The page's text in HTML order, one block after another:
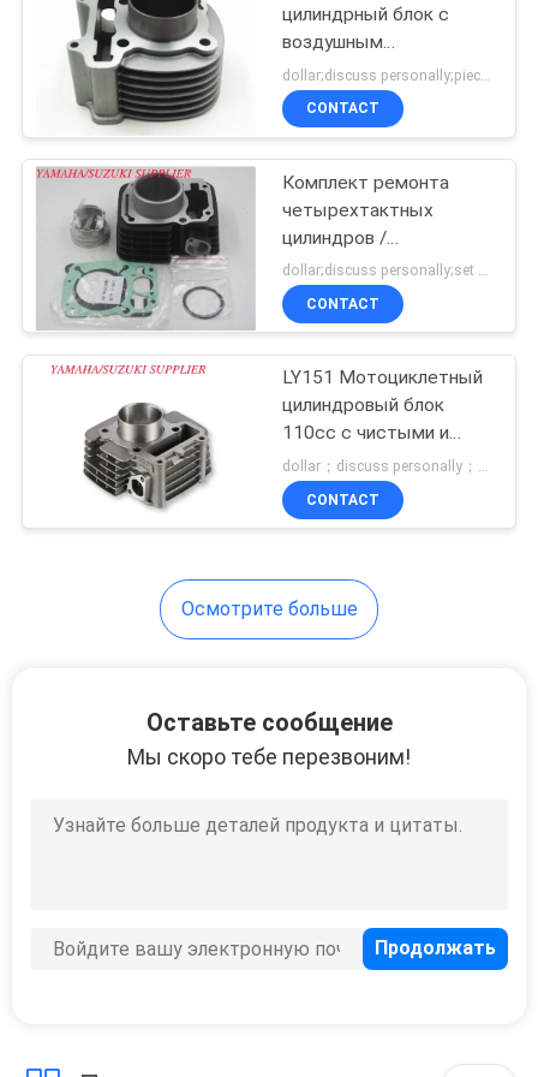
цилиндрный блок с
воздушным
охлаждением с
внешним диаметром
58,5 мм
CONTACT
Комплект ремонта
четырехтактных
цилиндров /
профессиональный
комплект ремонта
сильных цилиндров
dollar;discuss personally;set MOQ:Переговоры
CONTACT
LY151 Мотоциклетный
цилиндровый блок
110cc с чистыми и
гладкими отходами
dollar；discuss personally；piece MOQ:Переговоры
CONTACT
Осмотрите больше
Оставьте сообщение
Мы скоро тебе перезвоним!